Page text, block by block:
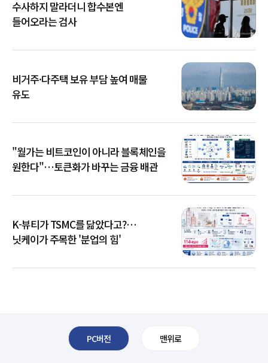
수사하지 말라더니 합수본엔
들어오라는 검사
비거주·다주택 보유 부담 높여 매물
유도
"월가는 비트코인이 아니라 블록체인을
원한다"…토큰화가 바꾸는 금융 배관
K-뷰티가 TSMC를 닮았다고?…
닛케이가 주목한 '분업의 힘'
PC버전 맨위로